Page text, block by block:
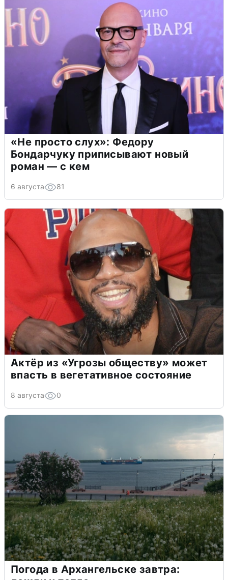
«Не просто слух»: Федору
Бондарчуку приписывают новый
роман — с кем
6 августа 81
Актёр из «Угрозы обществу» может
впасть в вегетативное состояние
8 августа 0
Погода в Архангельске завтра: